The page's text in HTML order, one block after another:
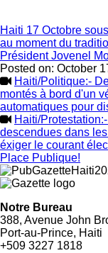
Haiti 17 Octobre
au moment du
Président Jovenel
Posted on: October
Haiti/Politique:-
montés à bord d'un
automatiques pour
Haiti/
descendues dans
éxiger le courant
Place Publique!
Notre Bureau
388, Avenue John
Port-au-Prince, Haiti
+509 3227 1818